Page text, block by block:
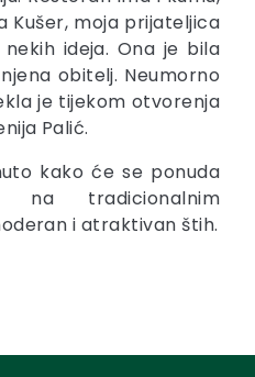
Kušer, moja prijateljica
ideja. Ona je bila
obitelj. Neumorno
je tijekom otvorenja
Palić.
kako će se ponuda
na tradicionalnim
i atraktivan štih.